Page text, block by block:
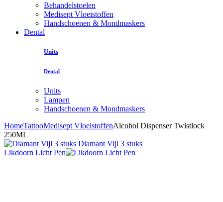
Behandelstoelen
Medisept Vloeistoffen
Handschoenen & Mondmaskers
Dental
Units
Dental
Units
Lampen
Handschoenen & Mondmaskers
HomeTattooMedisept VloeistoffenAlcohol Dispenser Twistlock
250ML
Diamant Vijl 3 stuks
Likdoorn Licht Pen